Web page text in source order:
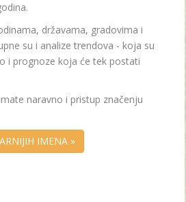
državama, gradovima i
su i analize trendova - koja su
i prognoze koja će tek postati
naravno i pristup značenju
IMENA »